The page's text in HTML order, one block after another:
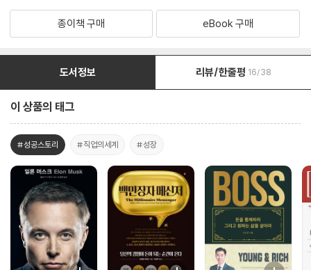
종이책 구매 eBook 구매
도서정보 리뷰/한줄평 16/38
이 상품의 태그
#성공스토리 #직업의세계 #성장